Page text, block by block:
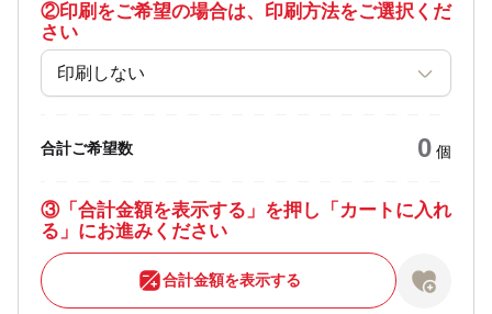
②印刷をご希望の場合は、印刷方法をご選択くだ
さい
印刷しない
合計ご希望数 0 個
③「合計金額を表示する」を押し「カートに入れ
る」にお進みください
合計金額を表示する